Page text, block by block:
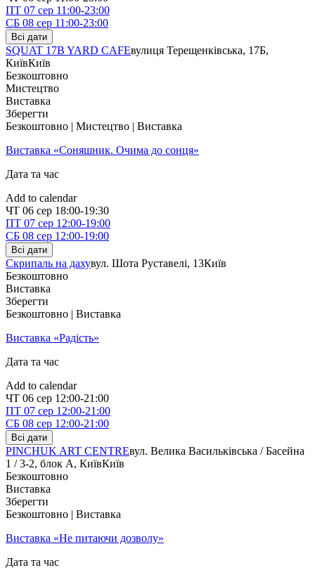
ПТ 07 сер 11:00-23:00
СБ 08 сер 11:00-23:00
Всі дати
SQUAT 17B YARD CAFEвулиця Терещенківська, 17Б,
КиївКиїв
Безкоштовно
Мистецтво
Виставка
Зберегти
Безкоштовно | Мистецтво | Виставка
Виставка «Соняшник. Очима до сонця»
Дата та час
Add to calendar
ЧТ 06 сер 18:00-19:30
ПТ 07 сер 12:00-19:00
СБ 08 сер 12:00-19:00
Всі дати
Скрипаль на дахувул. Шота Руставелі, 13Київ
Безкоштовно
Виставка
Зберегти
Безкоштовно | Виставка
Виставка «Радість»
Дата та час
Add to calendar
ЧТ 06 сер 12:00-21:00
ПТ 07 сер 12:00-21:00
СБ 08 сер 12:00-21:00
Всі дати
PINCHUK ART CENTREвул. Велика Васильківська / Басейна
1 / 3-2, блок А, КиївКиїв
Безкоштовно
Виставка
Зберегти
Безкоштовно | Виставка
Виставка «Не питаючи дозволу»
Дата та час